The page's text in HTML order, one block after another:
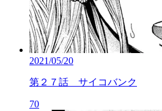
2021/05/20
第２７話 サイコバンク
70